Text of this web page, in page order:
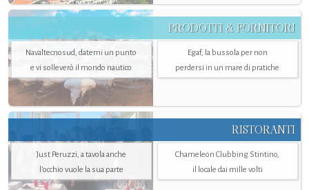
PRODOTTI & FORNITORI
Navaltecnosud, datemi un punto
e vi solleverò il mondo nautico
Egaf, la bussola per non
perdersi in un mare di pratiche
RISTORANTI
Just Peruzzi, a tavola anche
l’occhio vuole la sua parte
Chameleon Clubbing Stintino,
il locale dai mille volti